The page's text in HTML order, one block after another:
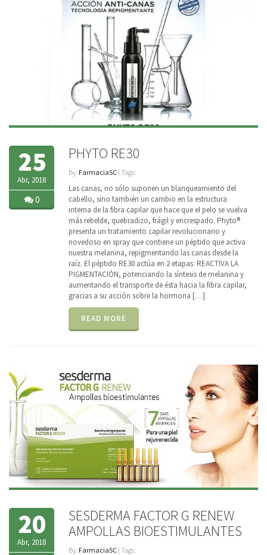
25
Abr, 2018
0
PHYTO RE30
By: FarmaciaSC | Tags:
Las canas, no sólo suponen un blanqueamiento del
cabello, sino también un cambio en la estructura
interna de la fibra capilar que hace que el pelo se vuelva
más rebelde, quebradizo, frágil y encrespado. Phyto®
presenta un tratamiento capilar revolucionario y
novedoso en spray que contiene un péptido que activa
nuestra melanina, repigmentando las canas desde la
raíz. El péptido RE30 actúa en 2 etapas: REACTIVA LA
PIGMENTACIÓN, potenciando la síntesis de melanina y
aumentando el transporte de ésta hacia la fibra capilar,
gracias a su acción sobre la hormona […]
READ MORE
20
Abr, 2018
SESDERMA FACTOR G RENEW
AMPOLLAS BIOESTIMULANTES
By: FarmaciaSC | Tags: